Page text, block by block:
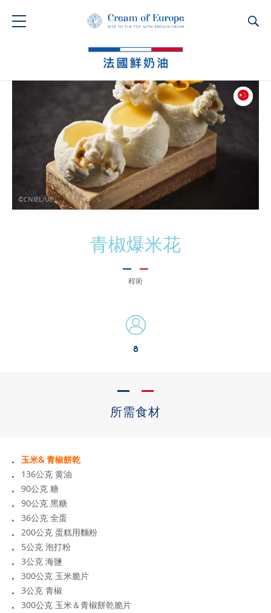
©CNIEL/UE
青椒爆米花
程術
8
所需食材
玉米& 青椒餅乾
136公克 黄油
90公克 糖
90公克 黑糖
36公克 全蛋
200公克 蛋糕用麵粉
5公克 泡打粉
3公克 海鹽
300公克 玉米脆片
3公克 青椒
300公克 玉米＆青椒餅乾脆片